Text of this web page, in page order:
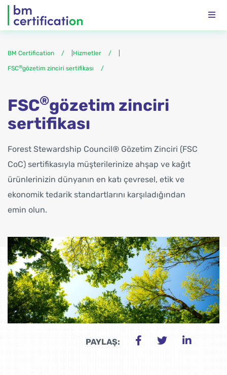
BM Certification Hizmetler
FSC®gözetim zinciri sertifikası
FSC®gözetim zinciri
sertifikası
Forest Stewardship Council® Gözetim Zinciri (FSC
CoC) sertifikasıyla müşterilerinize ahşap ve kağıt
ürünlerinizin dünyanın en katı çevresel, etik ve
ekonomik tedarik standartlarını karşıladığından
emin olun.
PAYLAŞ: